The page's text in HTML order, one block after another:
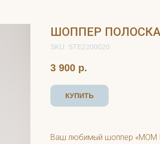
ШОППЕР
SKU: STE2200020
3 900 р.
КУПИТЬ
Ваш любимый шоппер «MOM